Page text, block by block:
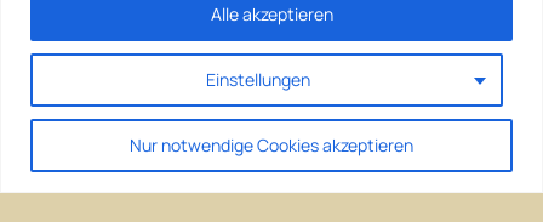
Einstellungen
Nur notwendige Cookies akzeptieren
Alle akzeptieren